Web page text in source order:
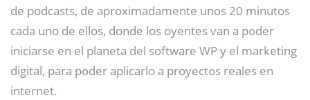
de podcasts, de aproximadamente unos 20 minutos
cada uno de ellos, donde los oyentes van a poder
iniciarse en el planeta del software WP y el marketing
digital, para poder aplicarlo a proyectos reales en
internet.